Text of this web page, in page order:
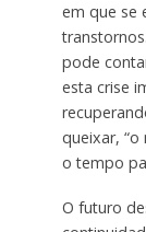
em que se
pode
esta crise
queixar,
o tempo
O futuro